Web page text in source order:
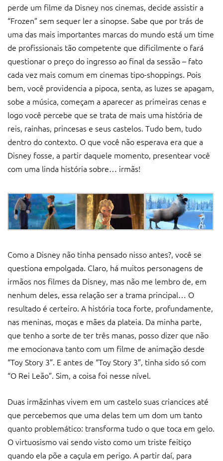
perde um filme da Disney nos cinemas, decide assistir a
“Frozen” sem sequer ler a sinopse. Sabe que por trás de
uma das mais importantes marcas do mundo está um time
de profissionais tão competente que dificilmente o fará
questionar o preço do ingresso ao final da sessão – fato
cada vez mais comum em cinemas tipo-shoppings. Pois
bem, você providencia a pipoca, senta, as luzes se apagam,
sobe a música, começam a aparecer as primeiras cenas e
logo você percebe que se trata de mais uma história de
reis, rainhas, princesas e seus castelos. Tudo bem, tudo
dentro do contexto. O que você não esperava era que a
Disney fosse, a partir daquele momento, presentear você
com uma linda história sobre… irmãs!
Como a Disney não tinha pensado nisso antes?, você se
questiona empolgada. Claro, há muitos personagens de
irmãos nos filmes da Disney, mas não me lembro de, em
nenhum deles, essa relação ser a trama principal… O
resultado é certeiro. A história toca forte, profundamente,
nas meninas, moças e mães da plateia. Da minha parte,
que tenho a sorte de ter três manas, posso dizer que não
me emocionava tanto com um filme de animação desde
“Toy Story 3”. E antes de “Toy Story 3”, tinha sido só com
“O Rei Leão”. Sim, a coisa foi nesse nível.
Duas irmãzinhas vivem em um castelo suas criancices até
que percebemos que uma delas tem um dom um tanto
quanto problemático: transforma tudo o que toca em gelo.
O virtuosismo vai sendo visto como um triste feitiço
quando ela põe a caçula em perigo. A partir daí, para